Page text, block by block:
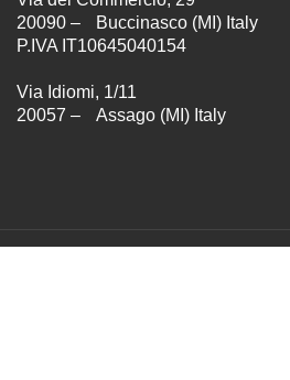
20090 – Buccinasco (MI) Italy
P.IVA IT10645040154
Via Idiomi, 1/11
20057 – Assago (MI) Italy